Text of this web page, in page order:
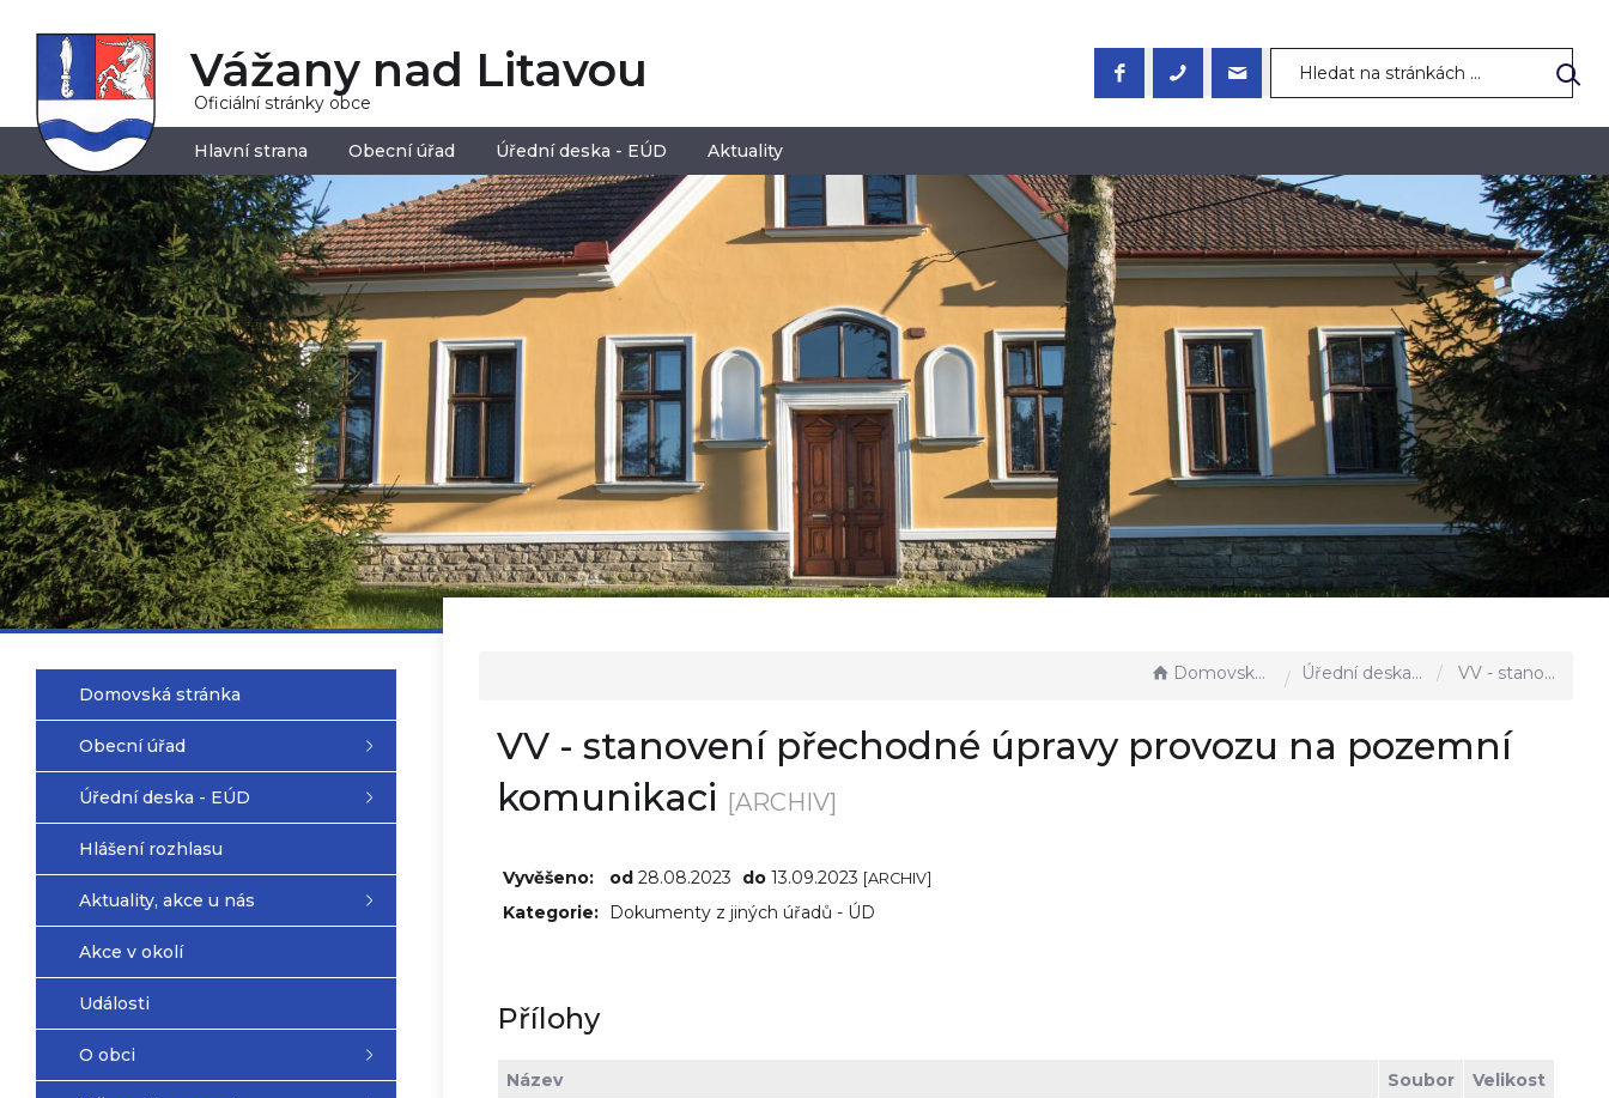
Vážany nad Litavou
Oficiální stránky obce
Hlavní strana Obecní úřad Úřední deska - EÚD Aktuality
Domovská stránka
Obecní úřad
Úřední deska - EÚD
Hlášení rozhlasu
Aktuality, akce u nás
Akce v okolí
Události
O obci
Domovská stránka Úřední deska - EÚD VV - stanovení přechodné úpravy provozu na pozemní komunikaci
VV - stanovení přechodné úpravy provozu na pozemní
komunikaci [ARCHIV]
Vyvěšeno: od 28.08.2023 do 13.09.2023 [ARCHIV]
Kategorie: Dokumenty z jiných úřadů - ÚD
Přílohy
Název Soubor
Velikost